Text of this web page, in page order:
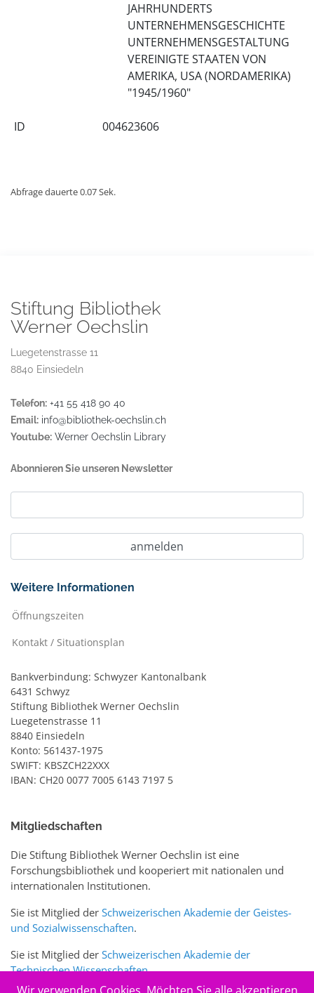
JAHRHUNDERTS
UNTERNEHMENSGESCHICHTE
UNTERNEHMENSGESTALTUNG
VEREINIGTE STAATEN VON
AMERIKA, USA (NORDAMERIKA)
"1945/1960"
ID 004623606
Abfrage dauerte 0.07 Sek.
Stiftung Bibliothek
Werner Oechslin
Luegetenstrasse 11
8840 Einsiedeln
Telefon: +41 55 418 90 40
Email: info@bibliothek-oechslin.ch
Youtube: Werner Oechslin Library
Abonnieren Sie unseren Newsletter
Weitere Informationen
Öffnungszeiten
Kontakt / Situationsplan
Bankverbindung: Schwyzer Kantonalbank
6431 Schwyz
Stiftung Bibliothek Werner Oechslin
Luegetenstrasse 11
8840 Einsiedeln
Konto: 561437-1975
SWIFT: KBSZCH22XXX
IBAN: CH20 0077 7005 6143 7197 5
Mitgliedschaften
Die Stiftung Bibliothek Werner Oechslin ist eine
Forschungsbibliothek und kooperiert mit nationalen und
internationalen Institutionen.
Sie ist Mitglied der Schweizerischen Akademie der Geistes-
und Sozialwissenschaften.
Sie ist Mitglied der Schweizerischen Akademie der
Technischen Wissenschaften.